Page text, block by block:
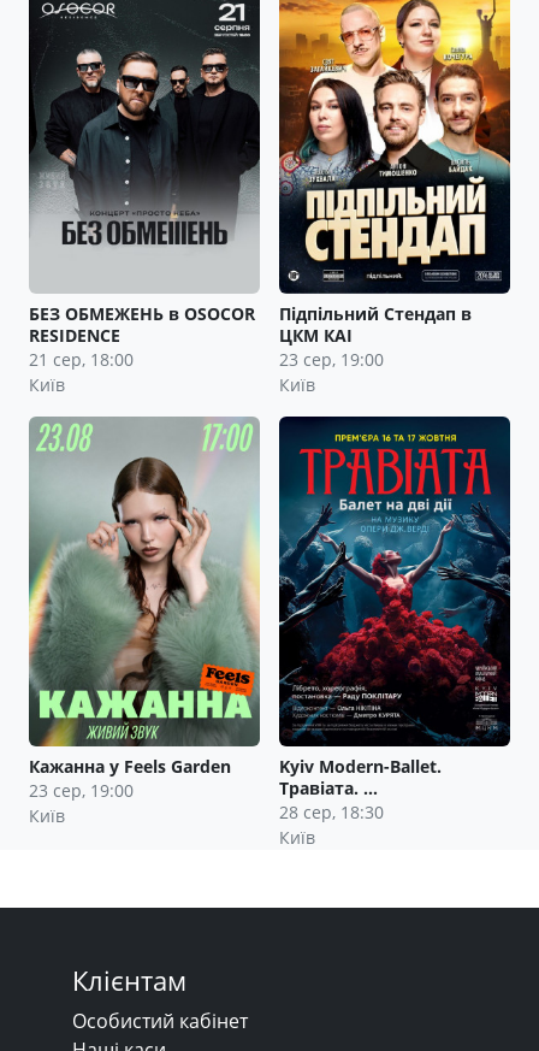
БЕЗ ОБМЕЖЕНЬ в OSOCOR
RESIDENCE
21 сер, 18:00
Київ
Підпільний Стендап в
ЦКМ КАІ
23 сер, 19:00
Київ
Кажанна у Feels Garden
23 сер, 19:00
Київ
Kyiv Modern-Ballet.
Травіата. …
28 сер, 18:30
Київ
Клієнтам
Особистий кабінет